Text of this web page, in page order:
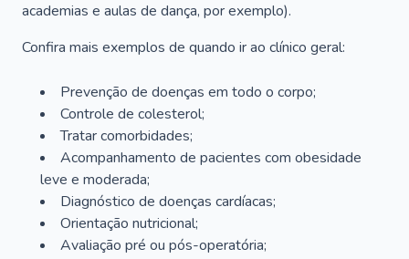
academias e aulas de dança, por exemplo).
Confira mais exemplos de quando ir ao clínico geral:
Prevenção de doenças em todo o corpo;
Controle de colesterol;
Tratar comorbidades;
Acompanhamento de pacientes com obesidade
leve e moderada;
Diagnóstico de doenças cardíacas;
Orientação nutricional;
Avaliação pré ou pós-operatória;